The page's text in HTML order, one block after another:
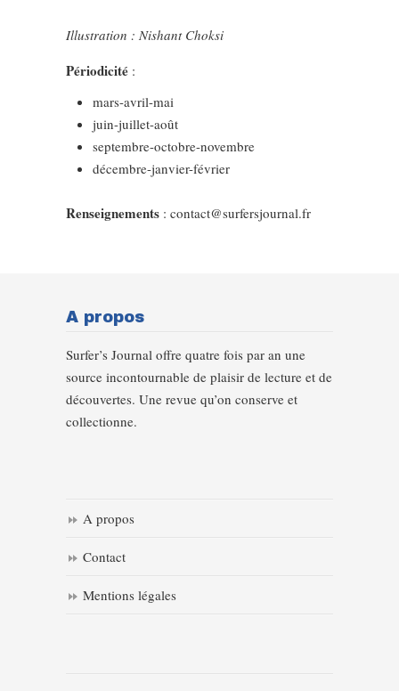
Illustration : Nishant Choksi
Périodicité :
mars-avril-mai
juin-juillet-août
septembre-octobre-novembre
décembre-janvier-février
Renseignements : contact@surfersjournal.fr
A propos
Surfer’s Journal offre quatre fois par an une
source incontournable de plaisir de lecture et de
découvertes. Une revue qu’on conserve et
collectionne.
A propos
Contact
Mentions légales